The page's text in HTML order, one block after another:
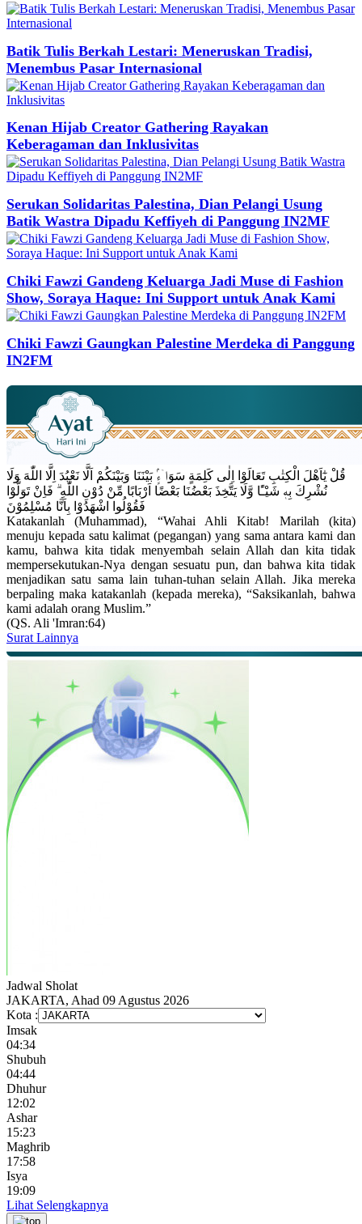
Batik Tulis Berkah Lestari: Meneruskan Tradisi,
Menembus Pasar Internasional
Kenan Hijab Creator Gathering Rayakan
Keberagaman dan Inklusivitas
Serukan Solidaritas Palestina, Dian Pelangi Usung
Batik Wastra Dipadu Keffiyeh di Panggung IN2MF
Chiki Fawzi Gandeng Keluarga Jadi Muse di Fashion
Show, Soraya Haque: Ini Support untuk Anak Kami
Chiki Fawzi Gaungkan Palestine Merdeka di Panggung
IN2FM
قُلْ يٰٓاَهْلَ الْكِتٰبِ تَعَالَوْا اِلٰى كَلِمَةٍ سَوَاۤءٍۢ بَيْنَنَا وَبَيْنَكُمْ اَلَّا نَعْبُدَ اِلَّا اللّٰهَ وَلَا
نُشْرِكَ بِهٖ شَيْـًٔا وَّلَا يَتَّخِذَ بَعْضُنَا بَعْضًا اَرْبَابًا مِّنْ دُوْنِ اللّٰهِ ۗ فَاِنْ تَوَلَّوْا
فَقُوْلُوا اشْهَدُوْا بِاَنَّا مُسْلِمُوْنَ
Katakanlah (Muhammad), “Wahai Ahli Kitab! Marilah (kita)
menuju kepada satu kalimat (pegangan) yang sama antara kami dan
kamu, bahwa kita tidak menyembah selain Allah dan kita tidak
mempersekutukan-Nya dengan sesuatu pun, dan bahwa kita tidak
menjadikan satu sama lain tuhan-tuhan selain Allah. Jika mereka
berpaling maka katakanlah (kepada mereka), “Saksikanlah, bahwa
kami adalah orang Muslim.”
(QS. Ali 'Imran:64)
Surat Lainnya
Jadwal Sholat
JAKARTA, Ahad 09 Agustus 2026
Kota :
Imsak
04:34
Shubuh
04:44
Dhuhur
12:02
Ashar
15:23
Maghrib
17:58
Isya
19:09
Lihat Selengkapnya